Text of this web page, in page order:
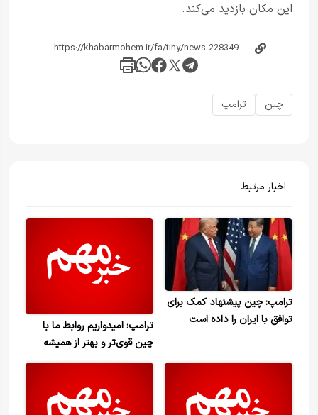
این مکان بازدید می‌کند.
چین ترامپ
اخبار مرتبط
ترامپ: چین پیشنهاد کمک برای
توافق با ایران را داده است
ترامپ: امیدواریم روابط ما با
چین قوی‌تر و بهتر از همیشه
شود